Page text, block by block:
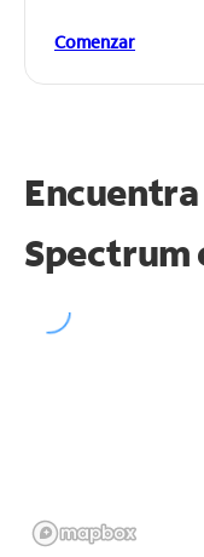
Comenzar
Spectrum